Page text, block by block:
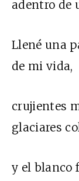
adentro de
Llené una
de mi vida,
crujientes
glaciares
y el blanco